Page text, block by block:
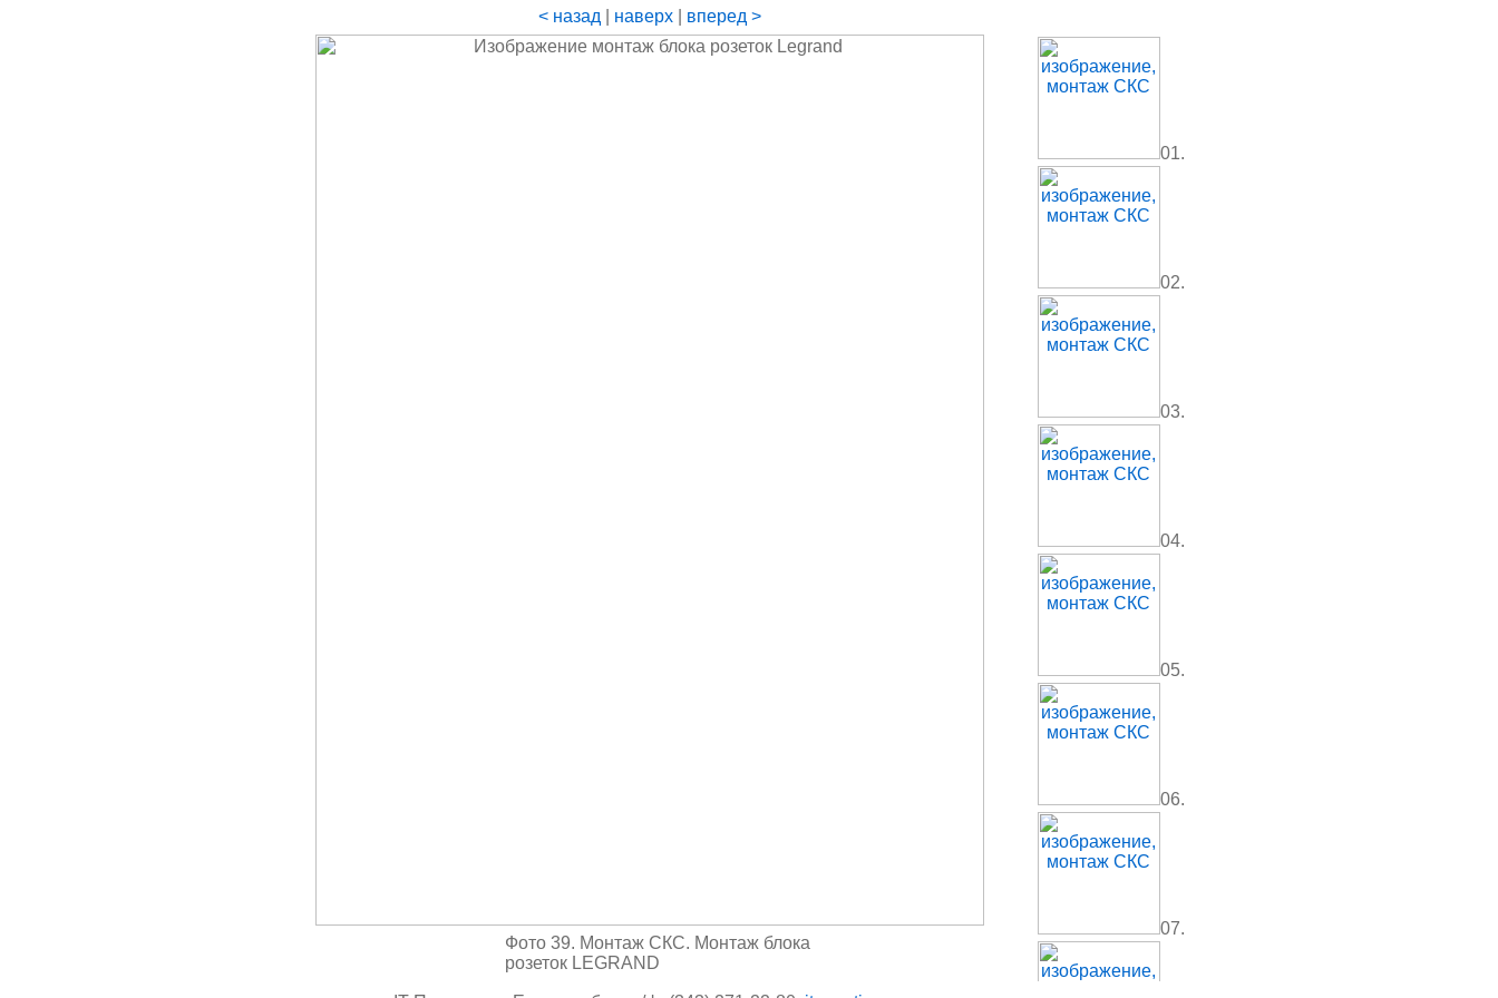
< назад наверх| вперед >
01.
02.
03.
04.
05.
06.
07.
Фото 39. Монтаж СКС. Монтаж блока
розеток LEGRAND